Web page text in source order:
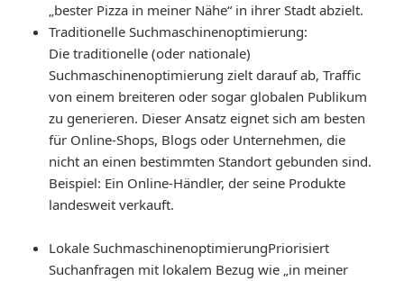
„bester Pizza in meiner Nähe“ in ihrer Stadt abzielt.
Traditionelle Suchmaschinenoptimierung:
Die traditionelle (oder nationale)
Suchmaschinenoptimierung zielt darauf ab, Traffic
von einem breiteren oder sogar globalen Publikum
zu generieren. Dieser Ansatz eignet sich am besten
für Online-Shops, Blogs oder Unternehmen, die
nicht an einen bestimmten Standort gebunden sind.
Beispiel: Ein Online-Händler, der seine Produkte
landesweit verkauft.
Lokale SuchmaschinenoptimierungPriorisiert
Suchanfragen mit lokalem Bezug wie „in meiner